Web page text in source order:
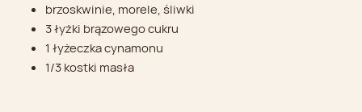
brzoskwinie, morele, śliwki
3 łyżki brązowego cukru
1 łyżeczka cynamonu
1/3 kostki masła